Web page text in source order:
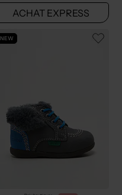
ACHAT EXPRESS
NEW